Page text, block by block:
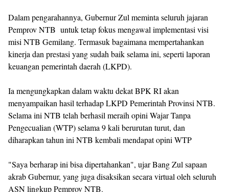
Dalam pengarahannya, Gubernur Zul meminta seluruh jajaran
Pemprov NTB untuk tetap fokus mengawal implementasi visi
misi NTB Gemilang. Termasuk bagaimana mempertahankan
kinerja dan prestasi yang sudah baik selama ini, seperti laporan
keuangan pemerintah daerah (LKPD).
Ia mengungkapkan dalam waktu dekat BPK RI akan
menyampaikan hasil terhadap LKPD Pemerintah Provinsi NTB.
Selama ini NTB telah berhasil meraih opini Wajar Tanpa
Pengecualian (WTP) selama 9 kali berurutan turut, dan
diharapkan tahun ini NTB kembali mendapat opini WTP
"Saya berharap ini bisa dipertahankan", ujar Bang Zul sapaan
akrab Gubernur, yang juga disaksikan secara virtual oleh seluruh
ASN lingkup Pemprov NTB.